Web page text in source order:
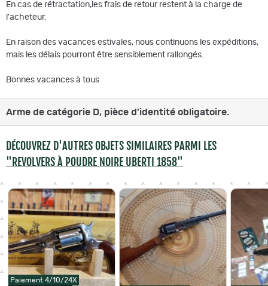
En cas de rétractation,les frais de retour restent à la charge de
l'acheteur.
En raison des vacances estivales, nous continuons les expéditions,
mais les délais pourront être sensiblement rallongés.
Bonnes vacances à tous
Arme de catégorie D, pièce d'identité obligatoire.
DÉCOUVREZ D'AUTRES OBJETS SIMILAIRES PARMI LES
"REVOLVERS À POUDRE NOIRE UBERTI 1858"
Paiement 4/10/24X